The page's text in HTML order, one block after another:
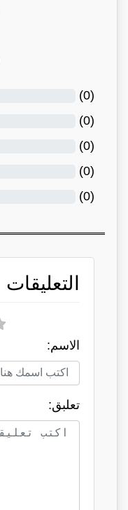
(
0
)
(
0
)
(
0
)
(
0
)
(
0
)
التعليقات
الاسم:
تعلبق: